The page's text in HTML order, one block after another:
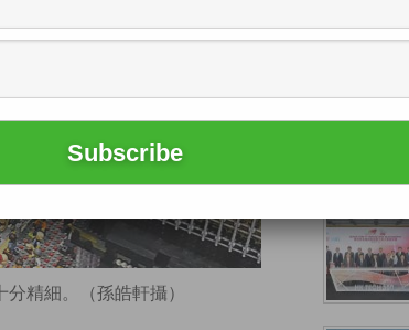
精細。（孫皓軒攝）